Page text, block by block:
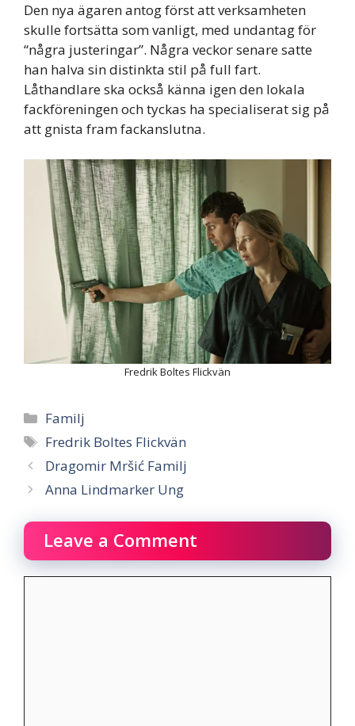
Den nya ägaren antog först att verksamheten
skulle fortsätta som vanligt, med undantag för
“några justeringar”. Några veckor senare satte
han halva sin distinkta stil på full fart.
Låthandlare ska också känna igen den lokala
fackföreningen och tyckas ha specialiserat sig på
att gnista fram fackanslutna.
Fredrik Boltes Flickvän
Categories
Familj
Tags
Fredrik Boltes Flickvän
Dragomir Mršić Familj
Anna Lindmarker Ung
Leave a Comment